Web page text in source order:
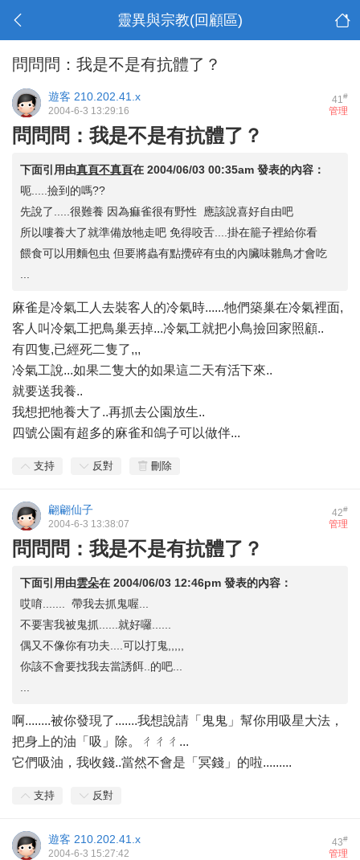
靈異與宗教(回顧區)
問問問：我是不是有抗體了？
41#
遊客 210.202.41.x
管理
2004-6-3 13:29:16
問問問：我是不是有抗體了？
下面引用由真頁不真頁在 2004/06/03 00:35am 發表的內容：
呃.....撿到的嗎??
先說了.....很難養 因為痲雀很有野性 應該說喜好自由吧
所以嘍養大了就準備放牠走吧 免得咬舌....掛在籠子裡給你看
餵食可以用麵包虫 但要將蟲有點攪碎有虫的內臟味雛鳥才會吃
麻雀是冷氣工人去裝客人的冷氣時......牠們築巢在冷氣裡面,
客人叫冷氣工把鳥巢丟掉...冷氣工就把小鳥撿回家照顧..
有四隻,已經死二隻了,,,
冷氣工說...如果二隻大的如果這二天有活下來..
就要送我養..
我想把牠養大了..再抓去公園放生..
四號公園有超多的麻雀和鴿子可以做伴...
支持 反對 刪除
42#
翩翩仙子
管理
2004-6-3 13:38:07
問問問：我是不是有抗體了？
下面引用由雲朵在 2004/06/03 12:46pm 發表的內容：
哎唷....... 帶我去抓鬼喔...
不要害我被鬼抓......就好囉......
偶又不像你有功夫....可以打鬼,,,,,
你該不會要找我去當誘餌..的吧...
啊........被你發現了.......我想說請「鬼鬼」幫你用吸星大法，
把身上的油「吸」除。ㄔㄔㄔ...
它們吸油，我收錢..當然不會是「冥錢」的啦.........
支持 反對
43#
遊客 210.202.41.x
管理
2004-6-3 15:27:42